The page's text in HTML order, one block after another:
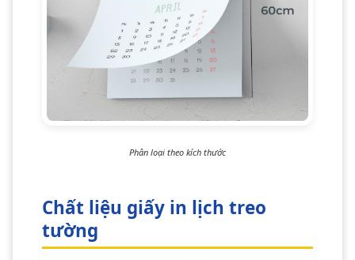
Phân loại theo kích thước
Chất liệu giấy in lịch treo
tường